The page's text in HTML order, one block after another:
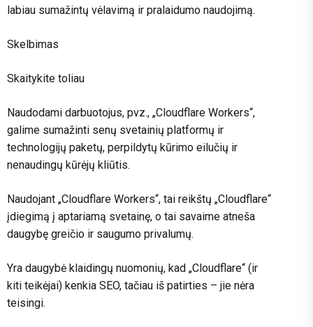
labiau sumažintų vėlavimą ir pralaidumo naudojimą.
Skelbimas
Skaitykite toliau
Naudodami darbuotojus, pvz., „Cloudflare Workers“,
galime sumažinti senų svetainių platformų ir
technologijų paketų, perpildytų kūrimo eilučių ir
nenaudingų kūrėjų kliūtis.
Naudojant „Cloudflare Workers“, tai reikštų „Cloudflare“
įdiegimą į aptariamą svetainę, o tai savaime atneša
daugybę greičio ir saugumo privalumų.
Yra daugybė klaidingų nuomonių, kad „Cloudflare“ (ir
kiti teikėjai) kenkia SEO, tačiau iš patirties – jie nėra
teisingi.